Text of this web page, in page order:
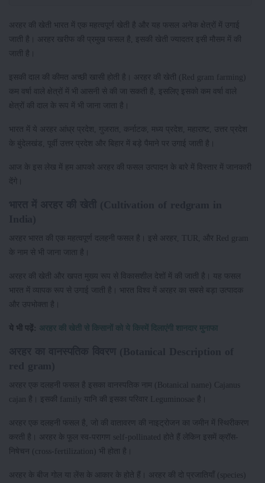
अरहर की खेती भारत में एक महत्वपूर्ण खेती है और यह फसल अनेक क्षेत्रों में उगाई
जाती है। अरहर खरीफ की प्रमुख फसल है, इसकी खेती ज्यादतर इसी मौसम में की
जाती है।
इसकी दाल की कीमत अच्छी खासी होती है। अरहर की खेती (Red gram farming)
कम वर्षा वाले क्षेत्रों में भी आसनी से की जा सकती है, इसलिए इसको कम वर्षा वाले
क्षेत्रों की दाल के रूप में भी जाना जाता है।
भारत में ये अरहर आंध्र प्रदेश, गुजरात, कर्नाटक, मध्य प्रदेश, महाराष्ट, उत्तर प्रदेश
के बुंदेलखंड, पूर्वी उत्तर प्रदेश और बिहार में बड़े पैमाने पर उगाई जाती है।
आज के इस लेख में हम आपको अरहर की फसल उत्पादन के बारे में विस्तार में जानकारी
देंगे।
अरहर भारत की एक महत्वपूर्ण दलहनी फसल है। इसे अरहर, TUR, और Red gram
के नाम से भी जाना जाता है।
अरहर की खेती और खपत मुख्य रूप से विकासशील देशों में की जाती है। यह फसल
भारत में व्यापक रूप से उगाई जाती है। भारत विश्व में अरहर का सबसे बड़ा उत्पादक
और उपभोक्ता है।
ये भी पढ़ें: अरहर की खेती से किसानों को ये किस्में दिलाएंगी शानदार मुनाफा
अरहर एक दलहनी फसल है इसका वानस्पतिक नाम (Botanical name) Cajanus
cajan है। इसकी family यानि की इसका परिवार Leguminosae है।
अरहर एक दलहनी फसल है, जो की वातावरण की नाइट्रोजन का जमीन में स्थिरीकरण
करती है। अरहर के फूल स्व-परागण self-pollinated होते हैं लेकिन इसमें क्रॉस-
निषेचन (cross-fertilization) भी होता है।
अरहर के बीज गोल या लेंस के आकार के होते हैं। अरहर की दो प्रजातियाँ (species)